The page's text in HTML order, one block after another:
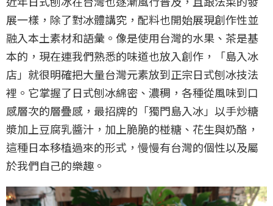
展一樣，除了對冰體講究，配料也開始展現創作性並
融入本土素材和語彙。像是使用台灣的水果、茶是基
本的，現在連我們熟悉的味道也放入創作，「島入冰
店」就很明確把大量台灣元素放到正宗日式刨冰技法
裡。它掌握了日式刨冰綿密、濃稠，各種從風味到口
感層次的層疊感，最招牌的「獨門島入冰」以手炒糖
漿加上豆腐乳醬汁，加上脆脆的椪糖、花生與奶酪，
這種日本移植過來的形式，慢慢有台灣的個性以及屬
於我們自己的樂趣。